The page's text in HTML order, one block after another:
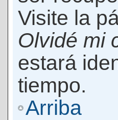
Visite la
Olvidé mi
estará
tiempo.
Arriba